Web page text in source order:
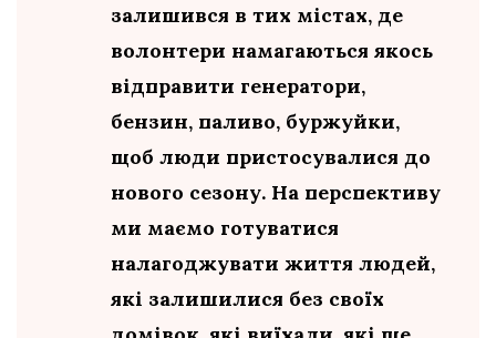
залишився в тих містах, де
волонтери намагаються якось
відправити генератори,
бензин, паливо, буржуйки,
щоб люди пристосувалися до
нового сезону. На перспективу
ми маємо готуватися
налагоджувати життя людей,
які залишилися без своїх